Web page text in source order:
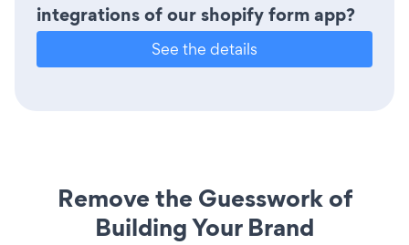
integrations of our shopify form app?
See the details
Remove the Guesswork of
Building Your Brand